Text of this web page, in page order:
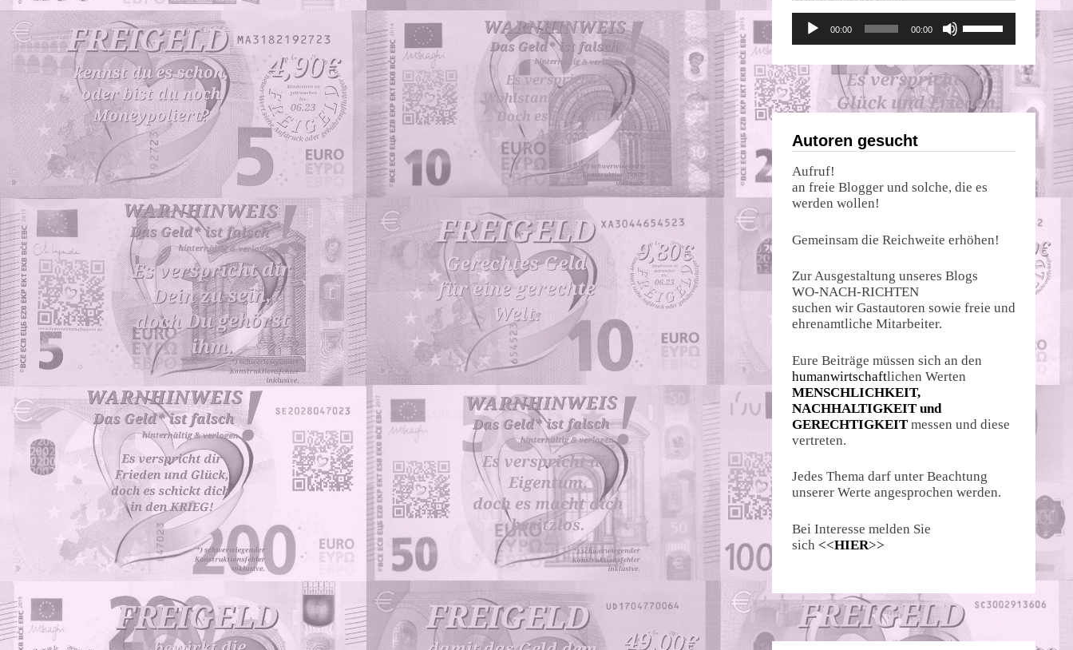
Audio-
Player
00:00 00:00
Hoch/Runter
um
die
Lautstärke
zu
Autoren gesucht
Aufruf!
an freie Blogger und solche, die es
werden wollen!
Gemeinsam die Reichweite erhöhen!
Zur Ausgestaltung unseres Blogs
WO-NACH-RICHTEN
suchen wir Gastautoren sowie freie und
ehrenamtliche Mitarbeiter.
Eure Beiträge müssen sich an den
humanwirtschaftlichen Werten
MENSCHLICHKEIT,
NACHHALTIGKEIT und
GERECHTIGKEIT messen und diese
vertreten.
Jedes Thema darf unter Beachtung
unserer Werte angesprochen werden.
Bei Interesse melden Sie
sich <<HIER>>